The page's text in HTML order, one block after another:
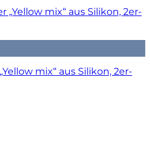
Auf die Wunschliste
mix“ aus Silikon, 2er-